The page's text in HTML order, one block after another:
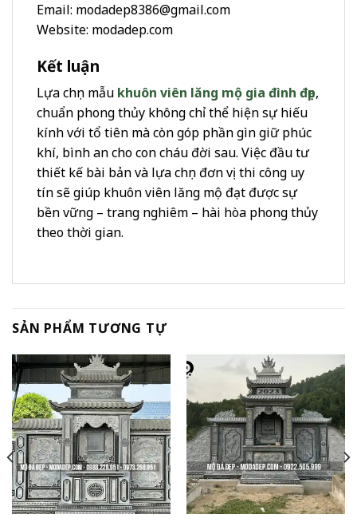
Email: modadep8386@gmail.com
Website: modadep.com
Kết luận
Lựa chọn mẫu khuôn viên lăng mộ gia đình đẹp,
chuẩn phong thủy không chỉ thể hiện sự hiếu
kính với tổ tiên mà còn góp phần gìn giữ phúc
khí, bình an cho con cháu đời sau. Việc đầu tư
thiết kế bài bản và lựa chọn đơn vị thi công uy
tín sẽ giúp khuôn viên lăng mộ đạt được sự
bền vững – trang nghiêm – hài hòa phong thủy
theo thời gian.
SẢN PHẨM TƯƠNG TỰ